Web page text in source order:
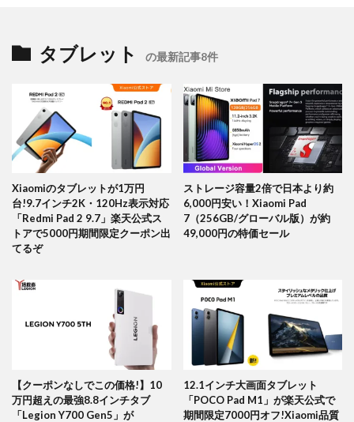
タブレット の最新記事8件
Xiaomiのタブレットが1万円
台!9.7インチ2K・120Hz表示対応
「Redmi Pad 2 9.7」楽天公式ス
トアで5000円期間限定クーポン出
てるぞ
ストレージ容量2倍で日本より約
6,000円安い！Xiaomi Pad
7（256GB/グローバル版）が約
49,000円の特価セール
【クーポンなしでこの価格!】10
万円超えの最強8.8インチタブ
「Legion Y700 Gen5」が
12.1インチ大画面タブレット
「POCO Pad M1」が楽天公式で
期間限定7000円オフ!Xiaomi品質